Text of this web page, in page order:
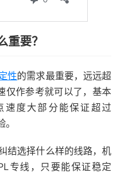
重要？
性的需求最重要，远远超
仅作参考就可以了，基本
速度大部分能保证超过
结选择什么样的线路，机
专线，只要能保证稳定